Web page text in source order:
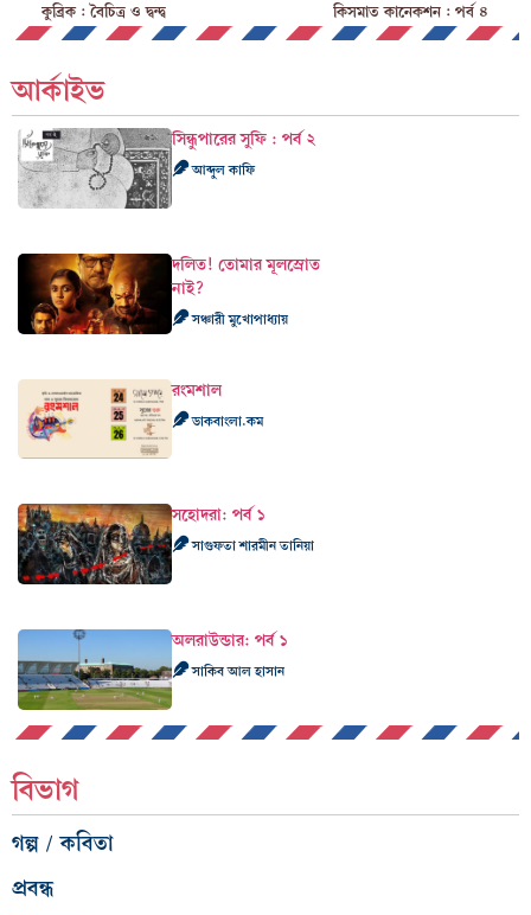
কুব্রিক : বৈচিত্র ও দ্বন্দ্ব কিসমাত কানেকশন : পর্ব ৪
আর্কাইভ
সিন্ধুপারের সুফি : পর্ব ২
আব্দুল কাফি
দলিত! তোমার মূলস্রোত
নাই?
সঞ্চারী মুখোপাধ্যায়
রংমশাল
ডাকবাংলা.কম
সহোদরা: পর্ব ১
সাগুফতা শারমীন তানিয়া
অলরাউন্ডার: পর্ব ১
সাকিব আল হাসান
বিভাগ
গল্প / কবিতা
প্রবন্ধ